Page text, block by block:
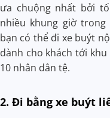
ưa chuộng nhất bởi
nhiều khung giờ
bạn có thể đi xe buýt
dành cho khách tới
10 nhân dân tệ.
2. Đi bằng xe buýt